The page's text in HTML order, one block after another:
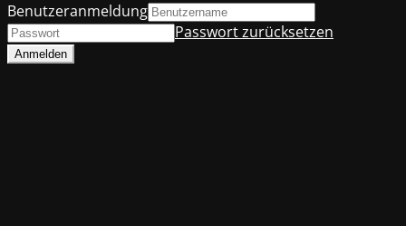
Benutzeranmeldung
Passwort zurücksetzen